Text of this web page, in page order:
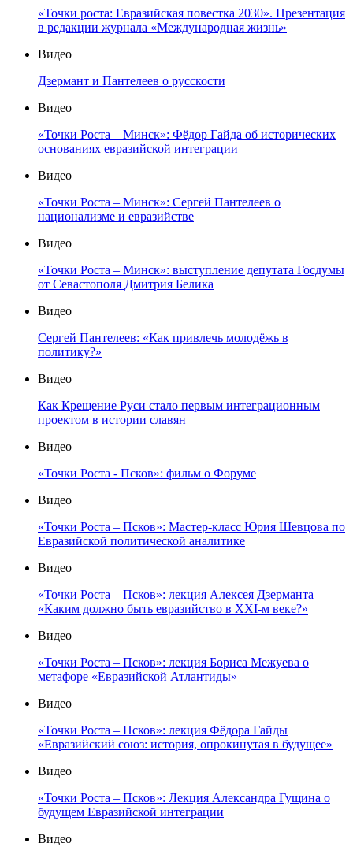
«Точки роста: Евразийская повестка 2030». Презентация
в редакции журнала «Международная жизнь»
Видео
Дзермант и Пантелеев о русскости
Видео
«Точки Роста – Минск»: Фёдор Гайда об исторических
основаниях евразийской интеграции
Видео
«Точки Роста – Минск»: Сергей Пантелеев о
национализме и евразийстве
Видео
«Точки Роста – Минск»: выступление депутата Госдумы
от Севастополя Дмитрия Белика
Видео
Сергей Пантелеев: «Как привлечь молодёжь в
политику?»
Видео
Как Крещение Руси стало первым интеграционным
проектом в истории славян
Видео
«Точки Роста - Псков»: фильм о Форуме
Видео
«Точки Роста – Псков»: Мастер-класс Юрия Шевцова по
Евразийской политической аналитике
Видео
«Точки Роста – Псков»: лекция Алексея Дзерманта
«Каким должно быть евразийство в XXI-м веке?»
Видео
«Точки Роста – Псков»: лекция Бориса Межуева о
метафоре «Евразийской Атлантиды»
Видео
«Точки Роста – Псков»: лекция Фёдора Гайды
«Евразийский союз: история, опрокинутая в будущее»
Видео
«Точки Роста – Псков»: Лекция Александра Гущина о
будущем Евразийской интеграции
Видео